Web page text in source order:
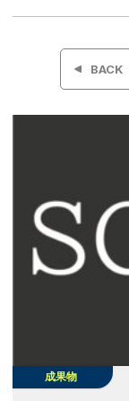
投
ー
シ
ョ
BACK
成果物